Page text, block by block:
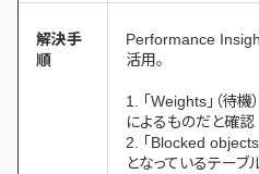
解決手
順
Performance
活用。
1. 「Weights」（待
によるものだと確認
2. 「Blocked objects
となっているテーブ